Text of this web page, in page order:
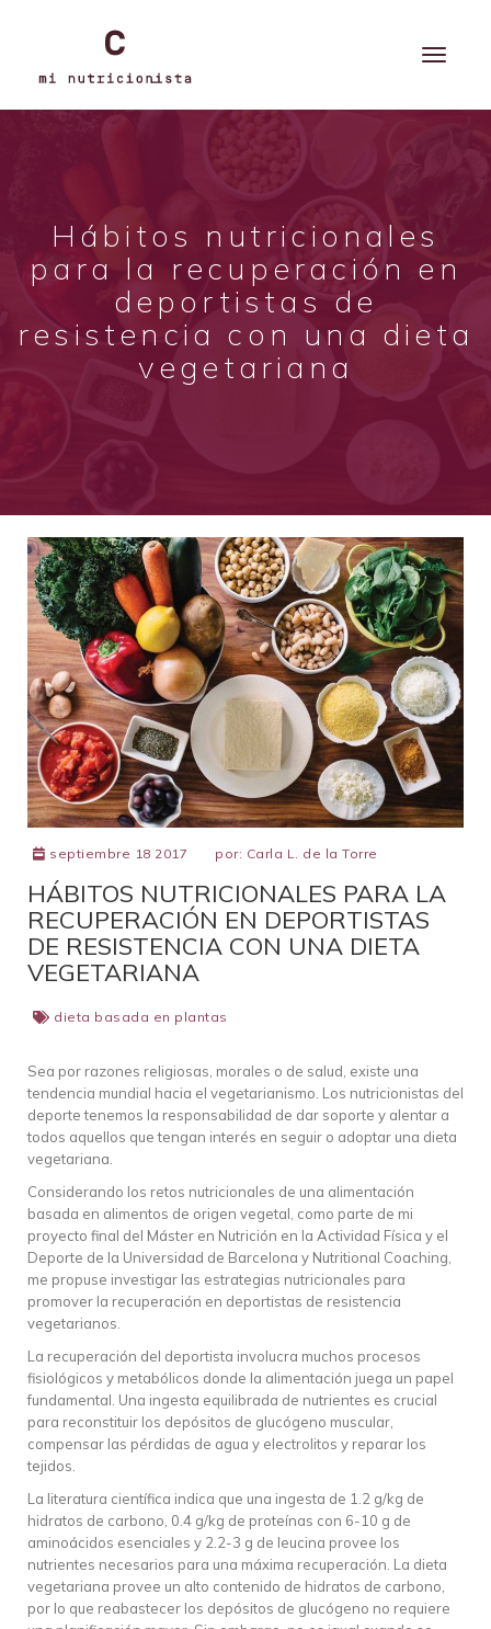
Hábitos nutricionales
para la recuperación en
deportistas de
resistencia con una dieta
vegetariana
septiembre 18 2017 por: Carla L. de la Torre
HÁBITOS NUTRICIONALES PARA LA
RECUPERACIÓN EN DEPORTISTAS
DE RESISTENCIA CON UNA DIETA
VEGETARIANA
dieta basada en plantas
Sea por razones religiosas, morales o de salud, existe una
tendencia mundial hacia el vegetarianismo. Los nutricionistas del
deporte tenemos la responsabilidad de dar soporte y alentar a
todos aquellos que tengan interés en seguir o adoptar una dieta
vegetariana.
Considerando los retos nutricionales de una alimentación
basada en alimentos de origen vegetal, como parte de mi
proyecto final del Máster en Nutrición en la Actividad Física y el
Deporte de la Universidad de Barcelona y Nutritional Coaching,
me propuse investigar las estrategias nutricionales para
promover la recuperación en deportistas de resistencia
vegetarianos.
La recuperación del deportista involucra muchos procesos
fisiológicos y metabólicos donde la alimentación juega un papel
fundamental. Una ingesta equilibrada de nutrientes es crucial
para reconstituir los depósitos de glucógeno muscular,
compensar las pérdidas de agua y electrolitos y reparar los
tejidos.
La literatura científica indica que una ingesta de 1.2 g/kg de
hidratos de carbono, 0.4 g/kg de proteínas con 6-10 g de
aminoácidos esenciales y 2.2-3 g de leucina provee los
nutrientes necesarios para una máxima recuperación. La dieta
vegetariana provee un alto contenido de hidratos de carbono,
por lo que reabastecer los depósitos de glucógeno no requiere